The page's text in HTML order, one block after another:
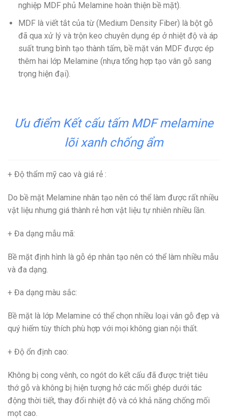
nghiệp MDF phủ Melamine hoàn thiện bề mặt).
MDFlà viết tắt của từ (Medium Density Fiber) là bột gỗ
đã qua xử lý và trộn keo chuyên dụng ép ở nhiệt độ và áp
suất trung bình tạo thành tấm, bề mặt ván MDF được ép
thêm hai lớp Melamine (nhựa tổng hợp tạo vân gỗ sang
trọng hiện đại).
Ưu điểm Kết cấu tấm MDF melamine
lõi xanh chống ẩm
+ Độ thẩm mỹ cao và giá rẻ :
Do bề mặt Melamine nhân tạo nên có thể làm được rất nhiều
vật liệu nhưng giá thành rẻ hơn vật liệu tự nhiên nhiều lần.
+ Đa dạng mẫu mã:
Bề mặt định hình là gỗ ép nhân tạo nên có thể làm nhiều mẫu
và đa dạng.
+ Đa dạng màu sắc:
Bề mặt là lớp Melamine có thể chọn nhiều loại vân gỗ đẹp và
quý hiếm tùy thích phù hợp với mọi không gian nội thất.
+ Độ ổn định cao:
Không bị cong vênh, co ngót do kết cấu đã được triệt tiêu
thớ gỗ và không bị hiện tượng hở các mối ghép dưới tác
động thời tiết, thay đổi nhiệt độ và có khả năng chống mối
mọt cao.